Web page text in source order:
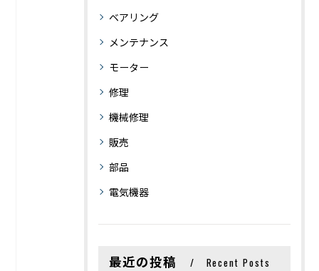
ベアリング
メンテナンス
モーター
修理
機械修理
販売
部品
電気機器
最近の投稿 Recent Posts